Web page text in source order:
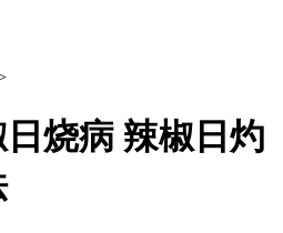
烧病 辣椒日灼